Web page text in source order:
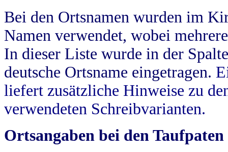
Bei den Ortsnamen wurden im
Namen verwendet, wobei
In dieser Liste wurde in der
deutsche Ortsname eingetragen.
liefert zusätzliche Hinweise zu
verwendeten Schreibvarianten.
Ortsangaben bei den Taufpaten